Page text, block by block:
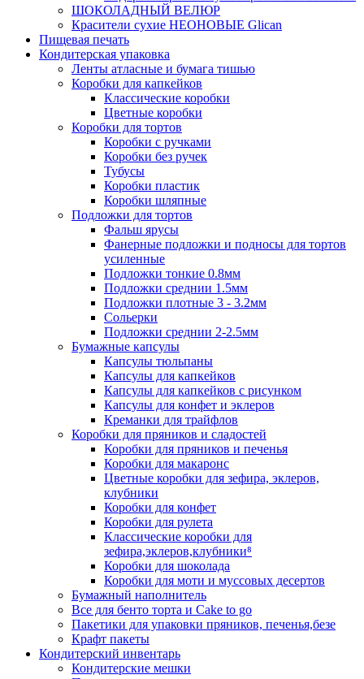
ШОКОЛАДНЫЙ ВЕЛЮР
Красители сухие НЕОНОВЫЕ Glican
Пищевая печать
Кондитерская упаковка
Ленты атласные и бумага тишью
Коробки для капкейков
Классические коробки
Цветные коробки
Коробки для тортов
Коробки с ручками
Коробки без ручек
Тубусы
Коробки пластик
Коробки шляпные
Подложки для тортов
Фальш ярусы
Фанерные подложки и подносы для тортов
усиленные
Подложки тонкие 0.8мм
Подложки среднии 1.5мм
Подложки плотные 3 - 3.2мм
Сольерки
Подложки среднии 2-2.5мм
Бумажные капсулы
Капсулы тюльпаны
Капсулы для капкейков
Капсулы для капкейков с рисунком
Капсулы для конфет и эклеров
Креманки для трайфлов
Коробки для пряников и сладостей
Коробки для пряников и печенья
Коробки для макаронс
Цветные коробки для зефира, эклеров,
клубники
Коробки для конфет
Коробки для рулета
Классические коробки для
зефира,эклеров,клубники⁸
Коробки для шоколада
Коробки для моти и муссовых десертов
Бумажный наполнитель
Все для бенто торта и Cake to go
Пакетики для упаковки пряников, печенья,безе
Крафт пакеты
Кондитерский инвентарь
Кондитерские мешки